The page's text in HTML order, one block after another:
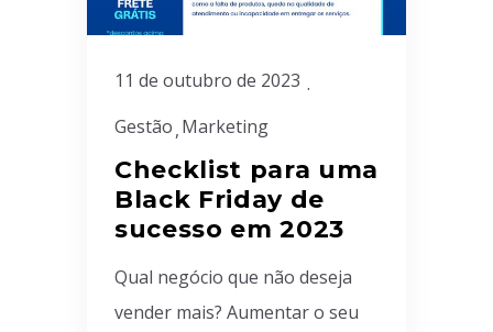
11 de outubro de 2023
Gestão Marketing
Checklist para uma
Black Friday de
sucesso em 2023
Qual negócio que não deseja
vender mais? Aumentar o seu